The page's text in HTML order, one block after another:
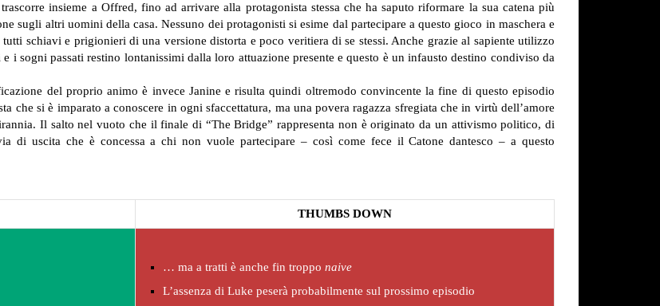
insieme a Offred, fino ad arrivare alla protagonista stessa che ha saputo riformare la sua catena più
sugli altri uomini della casa. Nessuno dei protagonisti si esime dal partecipare a questo gioco in maschera e
schiavi e prigionieri di una versione distorta e poco veritiera di se stessi. Anche grazie al sapiente utilizzo
i sogni passati restino lontanissimi dalla loro attuazione presente e questo è un infausto destino condiviso da
del proprio animo è invece Janine e risulta quindi oltremodo convincente la fine di questo episodio
che si è imparato a conoscere in ogni sfaccettatura, ma una povera ragazza sfregiata che in virtù dell’amore
Il salto nel vuoto che il finale di “The Bridge” rappresenta non è originato da un attivismo politico, di
di uscita che è concessa a chi non vuole partecipare – così come fece il Catone dantesco – a questo
THUMBS DOWN
… ma a tratti è anche fin troppo naive
L’assenza di Luke peserà probabilmente sul prossimo episodio